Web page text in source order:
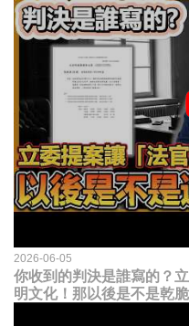
2026-06-05
你收到的判決是誰寫的？
明文化！那以後是不是乾